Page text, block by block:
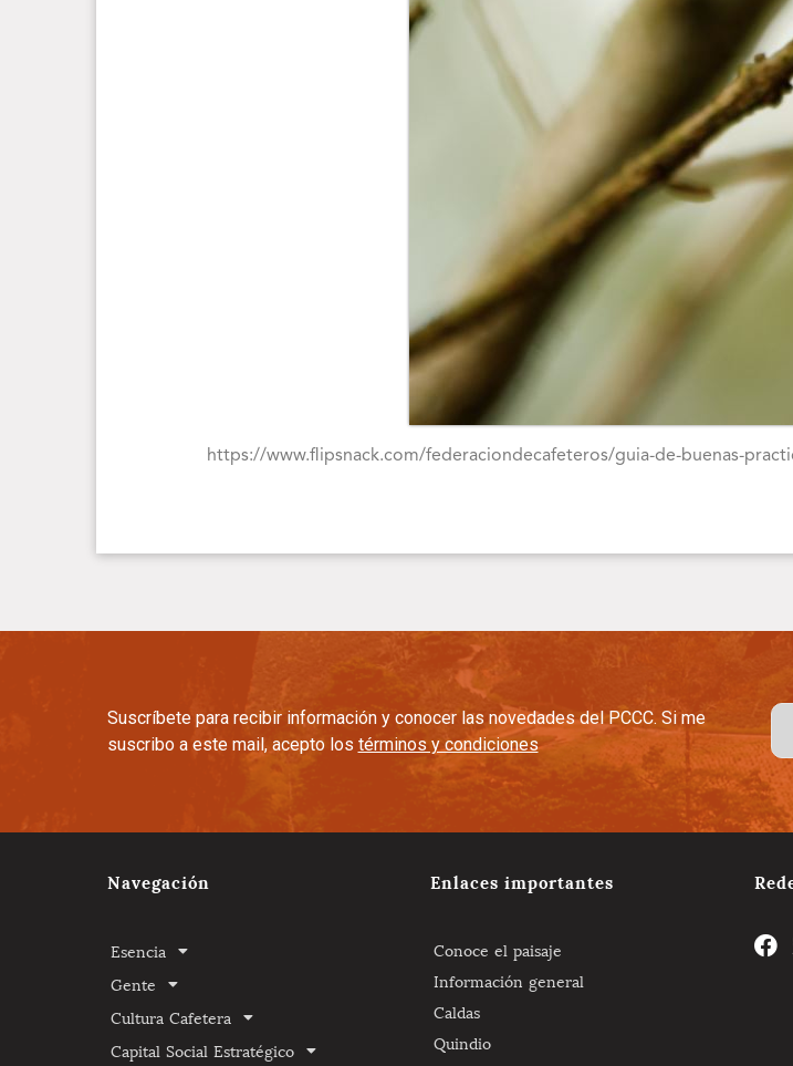
https://www.flipsnack.com/federaciondecafeteros/guia-de-buenas-
Suscríbete para recibir información y conocer las novedades del PCCC. Si me
suscribo a este mail, acepto los términos y condiciones
Navegación
Esencia
Gente
Cultura Cafetera
Capital Social Estratégico
Enlaces importantes
Conoce el paisaje
Información general
Caldas
Quindio